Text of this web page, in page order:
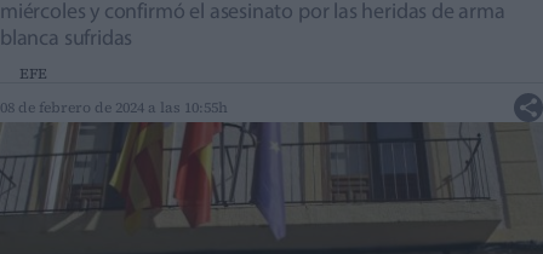
miércoles y confirmó el asesinato por las heridas de arma
blanca sufridas
EFE
08 de febrero de 2024 a las 10:55h